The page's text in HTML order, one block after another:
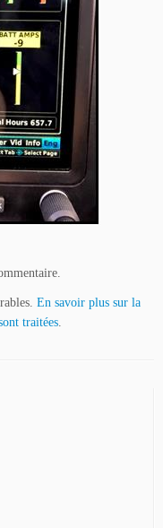
En savoir plus sur la
traitées.